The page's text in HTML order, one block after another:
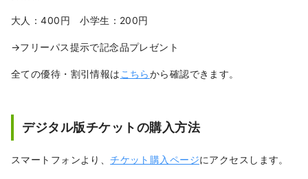
大人：400円 小学生：200円
→フリーパス提示で記念品プレゼント
全ての優待・割引情報は こちらから確認できます。
デジタル版チケットの購入方法
スマートフォンより、チケット購入ページにアクセスします。